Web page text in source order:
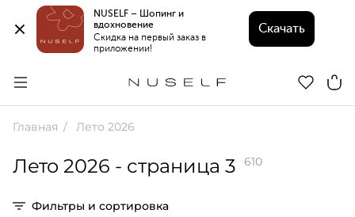
NUSELF – Шопинг и
вдохновение
Скидка на первый заказ в
приложении!
Скачать
Главная Лето 2026
Лето 2026 - страница 3 610
Фильтры и сортировка